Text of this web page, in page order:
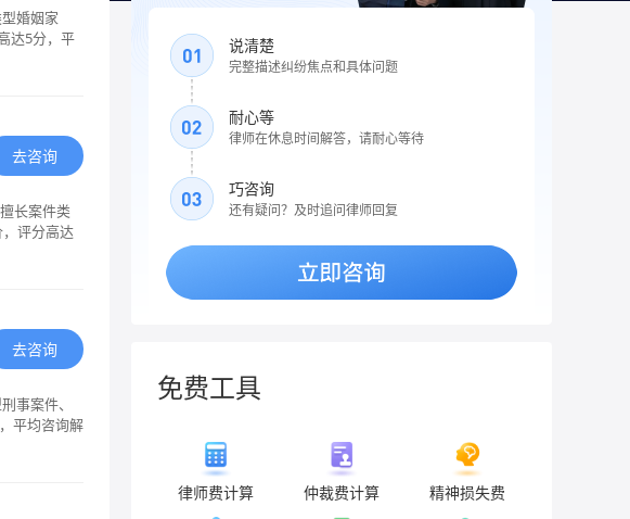
婚姻家
达5分，平
去咨询
长案件类
评分高达
去咨询
事案件、
平均咨询解
说清楚
完整描述纠纷焦点和具体问题
耐心等
律师在休息时间解答，请耐心等待
巧咨询
还有疑问？及时追问律师回复
免费工具
律师费计算 仲裁费计算 精神损失费